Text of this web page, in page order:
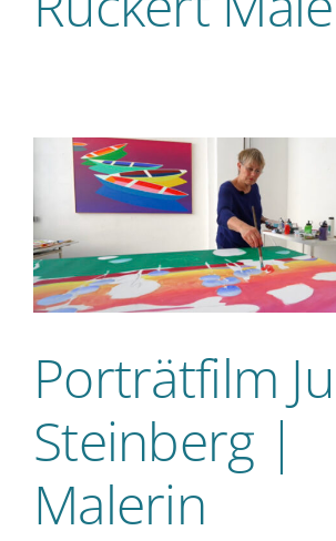
Porträtfilm
Steinberg |
Malerin